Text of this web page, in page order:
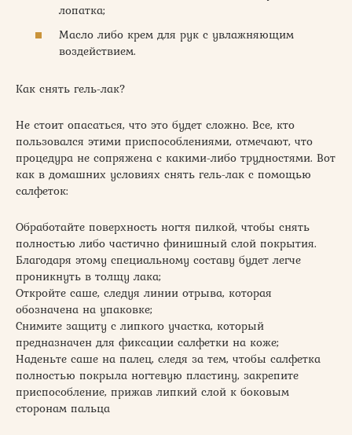
лопатка;
Масло либо крем для рук с увлажняющим
воздействием.
Как снять гель-лак?
Не стоит опасаться, что это будет сложно. Все, кто
пользовался этими приспособлениями, отмечают, что
процедура не сопряжена с какими-либо трудностями. Вот
как в домашних условиях снять гель-лак с помощью
салфеток:
Обработайте поверхность ногтя пилкой, чтобы снять
полностью либо частично финишный слой покрытия.
Благодаря этому специальному составу будет легче
проникнуть в толщу лака;
Откройте саше, следуя линии отрыва, которая
обозначена на упаковке;
Снимите защиту с липкого участка, который
предназначен для фиксации салфетки на коже;
Наденьте саше на палец, следя за тем, чтобы салфетка
полностью покрыла ногтевую пластину, закрепите
приспособление, прижав липкий слой к боковым
сторонам пальца